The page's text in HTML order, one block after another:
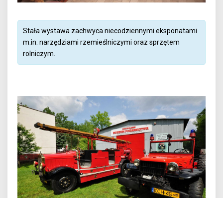
Stała wystawa zachwyca niecodziennymi eksponatami
m.in. narzędziami rzemieślniczymi oraz sprzętem
rolniczym.